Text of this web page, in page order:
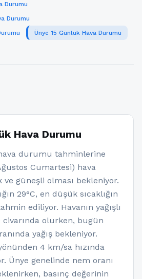
Durumu
Durumu
Ünye 15 Günlük Hava Durumu
Hava Durumu
durumu tahminlerine
Cumartesi) hava
güneşli olması bekleniyor.
29°C, en düşük sıcaklığın
ediliyor. Havanın yağışlı
olurken, bugün
yağış bekleniyor.
4 km/sa hızında
Ünye genelinde nem oranı
basınç değerinin